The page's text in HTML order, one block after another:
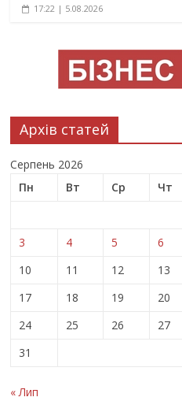
17:22 | 5.08.2026
Архів статей
Серпень 2026
Пн
Вт Ср Чт
3
4 5 6
10
11 12 13
17
18 19 20
24
25 26 27
31
« Лип